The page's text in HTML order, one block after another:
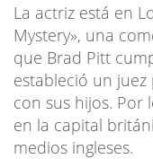
La actriz está en
Mystery», una
que Brad Pitt
estableció un
con sus hijos.
en la capital
medios ingleses.